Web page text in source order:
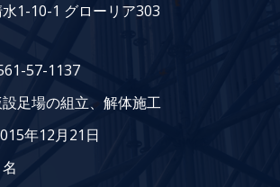
1-10-1 グローリア303
57-1137
場の組立、解体施工
12月21日